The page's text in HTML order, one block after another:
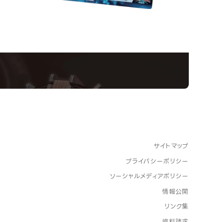
サイトマップ
プライバシーポリシー
ソーシャルメディアポリシー
情報公開
リンク集